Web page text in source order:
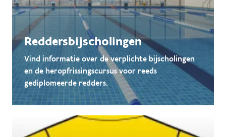
Reddersbijscholingen
Vind informatie over de verplichte bijscholingen
en de heropfrissingscursus voor reeds
gediplomeerde redders.